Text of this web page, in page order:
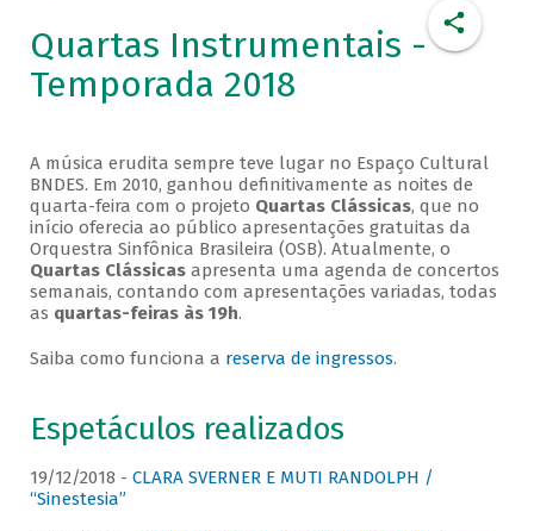
Quartas Instrumentais -
Temporada 2018
A música erudita sempre teve lugar no Espaço Cultural
BNDES. Em 2010, ganhou definitivamente as noites de
quarta-feira com o projeto Quartas Clássicas, que no
início oferecia ao público apresentações gratuitas da
Orquestra Sinfônica Brasileira (OSB). Atualmente, o
Quartas Clássicasapresenta uma agenda de concertos
semanais, contando com apresentações variadas, todas
as quartas-feiras às 19h.
Saiba como funciona a reserva de ingressos.
Espetáculos realizados
19/12/2018 - CLARA SVERNER E MUTI RANDOLPH /
“Sinestesia”